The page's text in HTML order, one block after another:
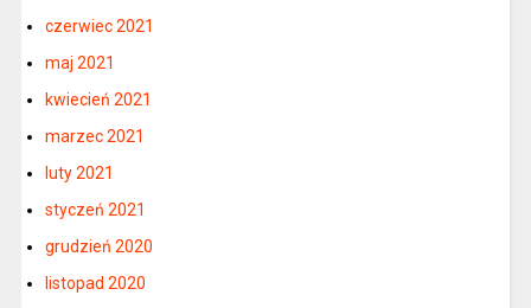
czerwiec 2021
maj 2021
kwiecień 2021
marzec 2021
luty 2021
styczeń 2021
grudzień 2020
listopad 2020